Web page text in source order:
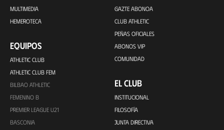
MULTIMEDIA
HEMEROTECA
EQUIPOS
ATHLETIC CLUB
ATHLETIC CLUB FEM
BILBAO ATHLETIC
FEMENINO B
PREMIER LEAGUE U21
BASCONIA
GAZTE ABONOA
CLUB ATHLETIC
PEÑAS OFICIALES
ABONOS VIP
COMUNIDAD
EL CLUB
INSTITUCIONAL
FILOSOFÍA
JUNTA DIRECTIVA